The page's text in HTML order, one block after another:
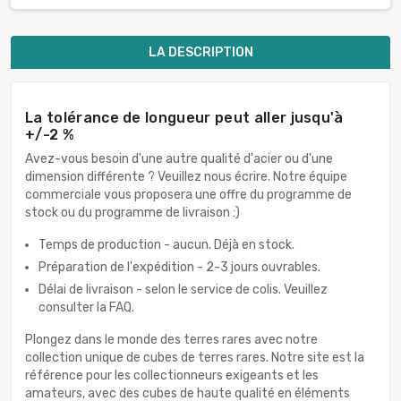
LA DESCRIPTION
La tolérance de longueur peut aller jusqu'à
+/-2 %
Avez-vous besoin d'une autre qualité d'acier ou d'une
dimension différente ? Veuillez nous écrire. Notre équipe
commerciale vous proposera une offre du programme de
stock ou du programme de livraison :)
Temps de production - aucun. Déjà en stock.
Préparation de l'expédition - 2-3 jours ouvrables.
Délai de livraison - selon le service de colis. Veuillez
consulter la FAQ.
Plongez dans le monde des terres rares avec notre
collection unique de cubes de terres rares. Notre site est la
référence pour les collectionneurs exigeants et les
amateurs, avec des cubes de haute qualité en éléments